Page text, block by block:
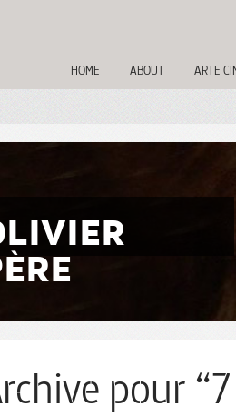
HOME ABOUT ARTE
pour